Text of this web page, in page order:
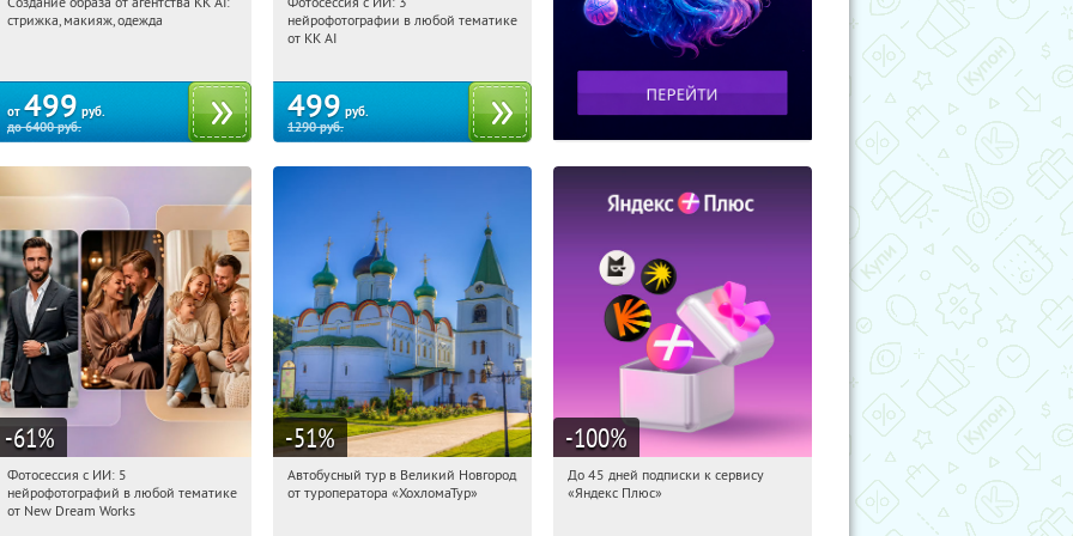
02:04:37 Купили:64
стрижка, макияж, одежда
от 499 руб.
до6400руб.
02:04:37
Россия
нейрофотографии в любой тематике
от KK AI
499 руб.
1290руб.
-61%
02:04:37
Россия
Фотосессия с ИИ: 5
нейрофотографий в любой тематике
от New Dream Works
-51%
02:04:37 Купили:2
Автобусный тур в Великий Новгород
от туроператора «ХохломаТур»
-100%
02:04:37 Получили:
До 45 дней подписки к сервису
«Яндекс Плюс»